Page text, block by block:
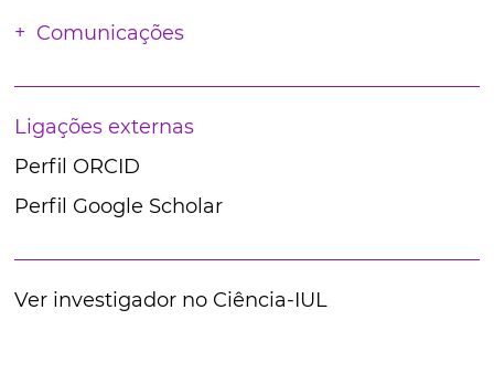
Comunicações
Ligações externas
Perfil ORCID
Perfil Google Scholar
Ver investigador no Ciência-IUL